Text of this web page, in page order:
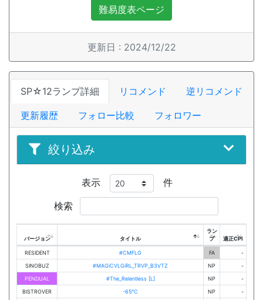
難易度表ページ
更新日 : 2024/12/22
SP☆12ランプ詳細 リコメンド 逆リコメンド
更新履歴 フォロー比較 フォロワー
絞り込み
表示 件
検索
バージョン タイトル
ラン
プ
適正CPI
RESIDENT #CMFLG FA
-
SINOBUZ
#MAGiCVLGiRL_TRVP_B3VTZ NP
-
PENDUAL
#The_Relentless [L] NP
-
BISTROVER
-65℃ NP
-